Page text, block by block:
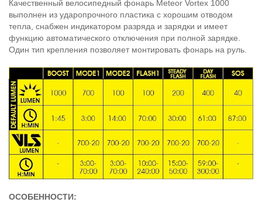
Качественный велосипедный фонарь Meteor Vortex 1000
выполнен из ударопрочного пластика с хорошим отводом
тепла, снабжен индикатором разряда и зарядки и имеет
функцию автоматического отключения при полной зарядке.
Один тип крепления позволяет монтировать фонарь на руль.
ОСОБЕННОСТИ: